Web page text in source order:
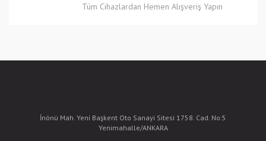
Tüm Cihazlardan Hemen Alışveriş Yapın
İnönü Mah. Yeni Başkent Oto Sanayi Sitesi 1758. Cad. No:5
Yenimahalle/ANKARA